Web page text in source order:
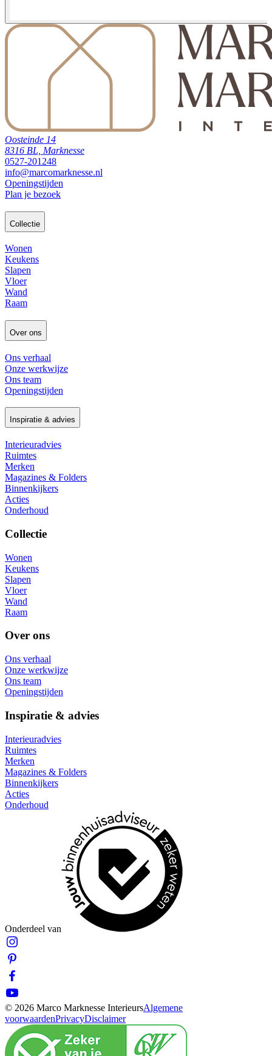
Oosteinde 14
8316 BL, Marknesse
0527-201248
info@marcomarknesse.nl
Openingstijden
Plan je bezoek
Collectie
Wonen
Keukens
Slapen
Vloer
Wand
Raam
Over ons
Ons verhaal
Onze werkwijze
Ons team
Openingstijden
Inspiratie & advies
Interieuradvies
Ruimtes
Merken
Magazines & Folders
Binnenkijkers
Acties
Onderhoud
Collectie
Wonen
Keukens
Slapen
Vloer
Wand
Raam
Over ons
Ons verhaal
Onze werkwijze
Ons team
Openingstijden
Inspiratie & advies
Interieuradvies
Ruimtes
Merken
Magazines & Folders
Binnenkijkers
Acties
Onderhoud
Onderdeel van
© 2026 Marco Marknesse InterieursAlgemene
voorwaardenPrivacyDisclaimer